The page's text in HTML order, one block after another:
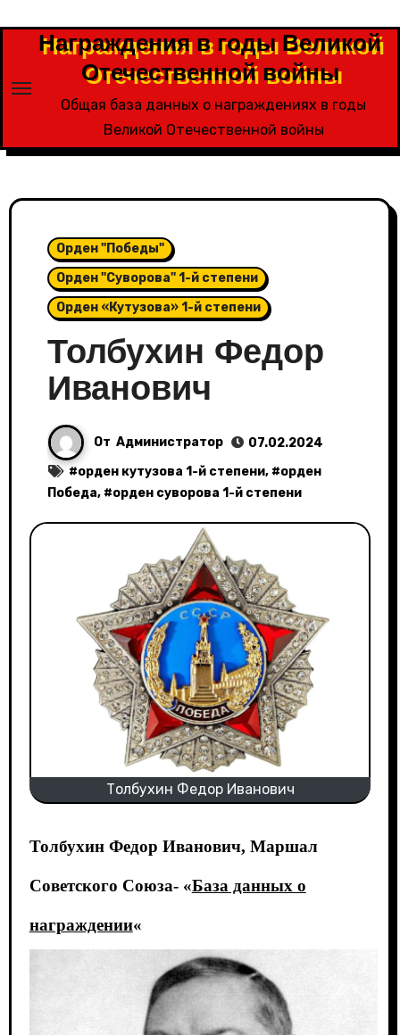
содержимому
Награждения в годы Великой
Отечественной войны
Общая база данных о награждениях в годы
Великой Отечественной войны
Орден "Победы"
Орден "Суворова" 1-й степени
Орден «Кутузова» 1-й степени
Толбухин Федор
Иванович
От Администратор
07.02.2024
#орден кутузова 1-й степени, #орден
Победа, #орден суворова 1-й степени
Толбухин Федор Иванович
Толбухин Федор Иванович, Маршал
Советского Союза- «База данных о
награждении«